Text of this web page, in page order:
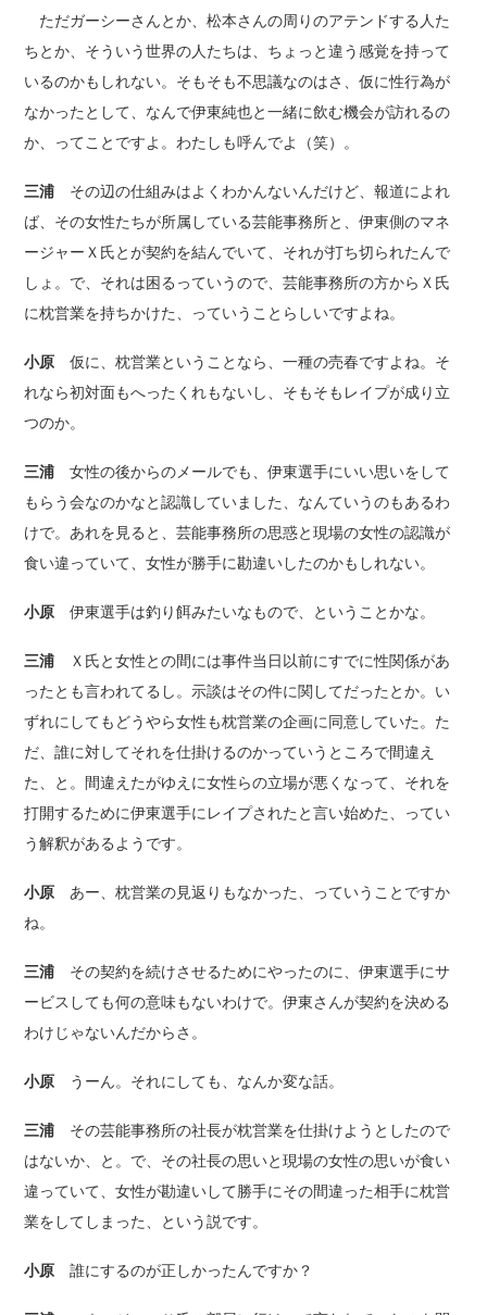
ただガーシーさんとか、松本さんの周りのアテンドする人た
ちとか、そういう世界の人たちは、ちょっと違う感覚を持って
いるのかもしれない。そもそも不思議なのはさ、仮に性行為が
なかったとして、なんで伊東純也と一緒に飲む機会が訪れるの
か、ってことですよ。わたしも呼んでよ（笑）。
三浦 その辺の仕組みはよくわかんないんだけど、報道によれ
ば、その女性たちが所属している芸能事務所と、伊東側のマネ
ージャーＸ氏とが契約を結んでいて、それが打ち切られたんで
しょ。で、それは困るっていうので、芸能事務所の方からＸ氏
に枕営業を持ちかけた、っていうことらしいですよね。
小原 仮に、枕営業ということなら、一種の売春ですよね。そ
れなら初対面もへったくれもないし、そもそもレイプが成り立
つのか。
三浦 女性の後からのメールでも、伊東選手にいい思いをして
もらう会なのかなと認識していました、なんていうのもあるわ
けで。あれを見ると、芸能事務所の思惑と現場の女性の認識が
食い違っていて、女性が勝手に勘違いしたのかもしれない。
小原 伊東選手は釣り餌みたいなもので、ということかな。
三浦 Ｘ氏と女性との間には事件当日以前にすでに性関係があ
ったとも言われてるし。示談はその件に関してだったとか。い
ずれにしてもどうやら女性も枕営業の企画に同意していた。た
だ、誰に対してそれを仕掛けるのかっていうところで間違え
た、と。間違えたがゆえに女性らの立場が悪くなって、それを
打開するために伊東選手にレイプされたと言い始めた、ってい
う解釈があるようです。
小原 あー、枕営業の見返りもなかった、っていうことですか
ね。
三浦 その契約を続けさせるためにやったのに、伊東選手にサ
ービスしても何の意味もないわけで。伊東さんが契約を決める
わけじゃないんだからさ。
小原 うーん。それにしても、なんか変な話。
三浦 その芸能事務所の社長が枕営業を仕掛けようとしたので
はないか、と。で、その社長の思いと現場の女性の思いが食い
違っていて、女性が勘違いして勝手にその間違った相手に枕営
業をしてしまった、という説です。
小原 誰にするのが正しかったんですか？